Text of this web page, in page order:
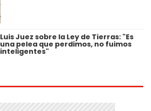
Luis Juez sobre la Ley de Tierras: "Es
una pelea que perdimos, no fuimos
inteligentes"